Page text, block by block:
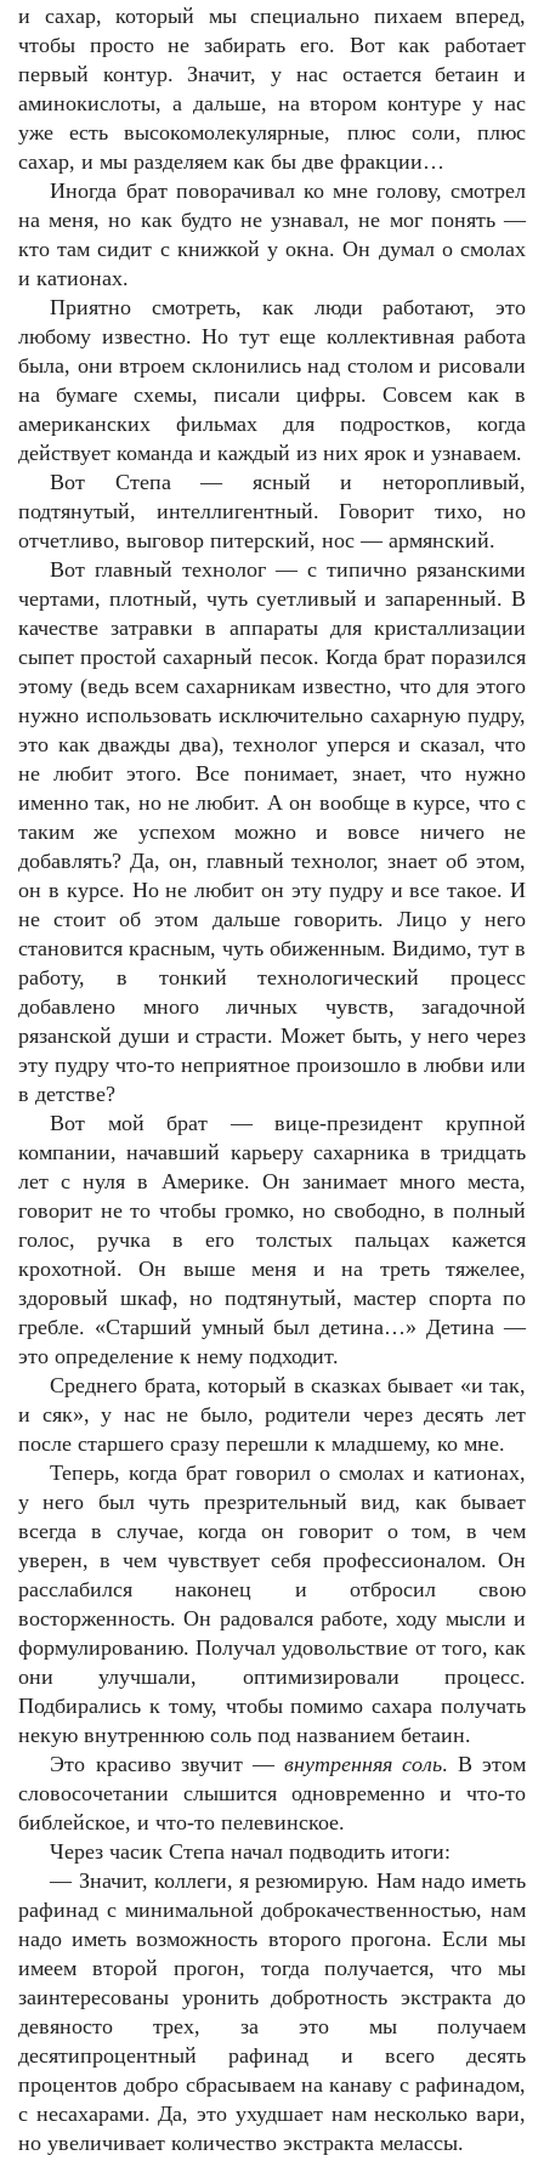
и сахар, который мы специально пихаем вперед,
чтобы просто не забирать его. Вот как работает
первый контур. Значит, у нас остается бетаин и
аминокислоты, а дальше, на втором контуре у нас
уже есть высокомолекулярные, плюс соли, плюс
сахар, и мы разделяем как бы две фракции…
Иногда брат поворачивал ко мне голову, смотрел
на меня, но как будто не узнавал, не мог понять —
кто там сидит с книжкой у окна. Он думал о смолах
и катионах.
Приятно смотреть, как люди работают, это
любому известно. Но тут еще коллективная работа
была, они втроем склонились над столом и рисовали
на бумаге схемы, писали цифры. Совсем как в
американских фильмах для подростков, когда
действует команда и каждый из них ярок и узнаваем.
Вот Степа — ясный и неторопливый,
подтянутый, интеллигентный. Говорит тихо, но
отчетливо, выговор питерский, нос — армянский.
Вот главный технолог — с типично рязанскими
чертами, плотный, чуть суетливый и запаренный. В
качестве затравки в аппараты для кристаллизации
сыпет простой сахарный песок. Когда брат поразился
этому (ведь всем сахарникам известно, что для этого
нужно использовать исключительно сахарную пудру,
это как дважды два), технолог уперся и сказал, что
не любит этого. Все понимает, знает, что нужно
именно так, но не любит. А он вообще в курсе, что с
таким же успехом можно и вовсе ничего не
добавлять? Да, он, главный технолог, знает об этом,
он в курсе. Но не любит он эту пудру и все такое. И
не стоит об этом дальше говорить. Лицо у него
становится красным, чуть обиженным. Видимо, тут в
работу, в тонкий технологический процесс
добавлено много личных чувств, загадочной
рязанской души и страсти. Может быть, у него через
эту пудру что-то неприятное произошло в любви или
в детстве?
Вот мой брат — вице-президент крупной
компании, начавший карьеру сахарника в тридцать
лет с нуля в Америке. Он занимает много места,
говорит не то чтобы громко, но свободно, в полный
голос, ручка в его толстых пальцах кажется
крохотной. Он выше меня и на треть тяжелее,
здоровый шкаф, но подтянутый, мастер спорта по
гребле. «Старший умный был детина…» Детина —
это определение к нему подходит.
Среднего брата, который в сказках бывает «и так,
и сяк», у нас не было, родители через десять лет
после старшего сразу перешли к младшему, ко мне.
Теперь, когда брат говорил о смолах и катионах,
у него был чуть презрительный вид, как бывает
всегда в случае, когда он говорит о том, в чем
уверен, в чем чувствует себя профессионалом. Он
расслабился наконец и отбросил свою
восторженность. Он радовался работе, ходу мысли и
формулированию. Получал удовольствие от того, как
они улучшали, оптимизировали процесс.
Подбирались к тому, чтобы помимо сахара получать
некую внутреннюю соль под названием бетаин.
Это красиво звучит — внутренняя соль. В этом
словосочетании слышится одновременно и что-то
библейское, и что-то пелевинское.
Через часик Степа начал подводить итоги:
— Значит, коллеги, я резюмирую. Нам надо иметь
рафинад с минимальной доброкачественностью, нам
надо иметь возможность второго прогона. Если мы
имеем второй прогон, тогда получается, что мы
заинтересованы уронить добротность экстракта до
девяносто трех, за это мы получаем
десятипроцентный рафинад и всего десять
процентов добро сбрасываем на канаву с рафинадом,
с несахарами. Да, это ухудшает нам несколько вари,
но увеличивает количество экстракта мелассы.